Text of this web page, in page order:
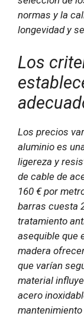
normas y la
longevidad y
Los
Los precios
aluminio es
ligereza y
de cable de
160 € por
barras cuesta
tratamiento
asequible que
madera
que varían
material
acero